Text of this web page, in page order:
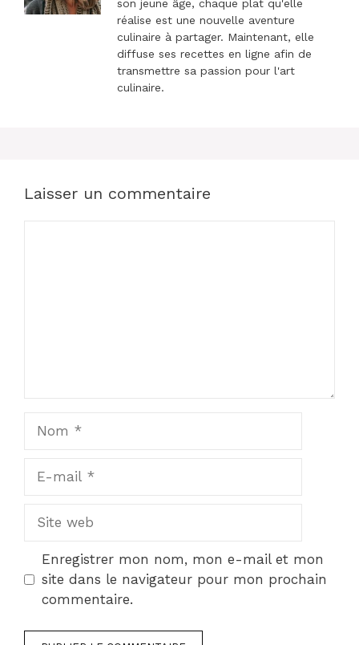
son jeune âge, chaque plat qu'elle
réalise est une nouvelle aventure
culinaire à partager. Maintenant, elle
diffuse ses recettes en ligne afin de
transmettre sa passion pour l'art
culinaire.
Laisser un commentaire
Site
Enregistrer mon nom, mon e-mail et mon
site dans le navigateur pour mon prochain
commentaire.